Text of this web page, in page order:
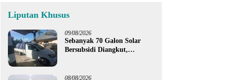
Liputan Khusus
09/08/2026
Sebanyak 70 Galon Solar
Bersubsidi Diangkut,
Tilamuta
08/08/2026